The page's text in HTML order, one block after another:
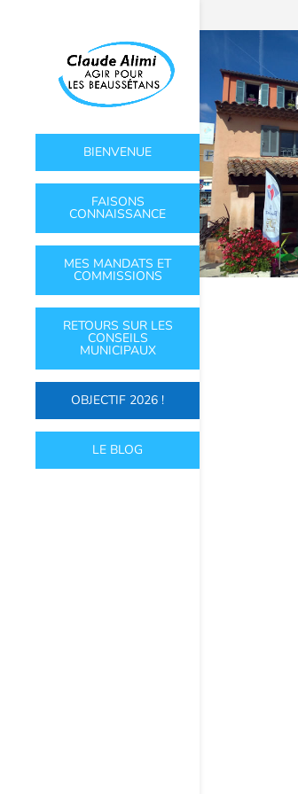
BIENVENUE
FAISONS
CONNAISSANCE
MES MANDATS ET
COMMISSIONS
RETOURS SUR LES
CONSEILS
MUNICIPAUX
OBJECTIF 2026 !
LE BLOG